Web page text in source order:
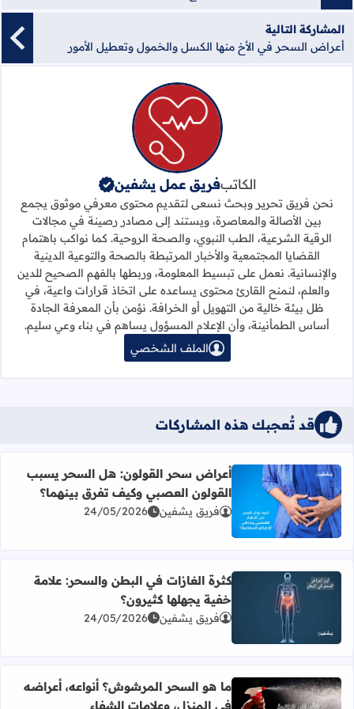
المشاركة التالية
أعراض السحر في الأخ منها الكسل والخمول وتعطيل الأمور
الكاتبفريق عمل يشفين
نحن فريق تحرير وبحث نسعى لتقديم محتوى معرفي موثوق يجمع
بين الأصالة والمعاصرة، ويستند إلى مصادر رصينة في مجالات
الرقية الشرعية، الطب النبوي، والصحة الروحية. كما نواكب باهتمام
القضايا المجتمعية والأخبار المرتبطة بالصحة والتوعية الدينية
والإنسانية. نعمل على تبسيط المعلومة، وربطها بالفهم الصحيح للدين
والعلم، لنمنح القارئ محتوى يساعده على اتخاذ قرارات واعية، في
ظل بيئة خالية من التهويل أو الخرافة. نؤمن بأن المعرفة الجادة
أساس الطمأنينة، وأن الإعلام المسؤول يساهم في بناء وعي سليم.
الملف الشخصي
قد تُعجبك هذه المشاركات
اقرأ المزيد عن أعراض سحر القولون: هل السحر يسبب
أعراض سحر القولون: هل السحر يسبب
القولون العصبي وكيف تفرق بينهما؟
فريق يشفين 24/05/2026
اقرأ المزيد عن كثرة الغازات في البطن والسحر: علامة خفية
كثرة الغازات في البطن والسحر: علامة
خفية يجهلها كثيرون؟
فريق يشفين 24/05/2026
ما هو السحر المرشوش؟ أنواعه، أعراضه
في المنزل، وعلامات الشفاء